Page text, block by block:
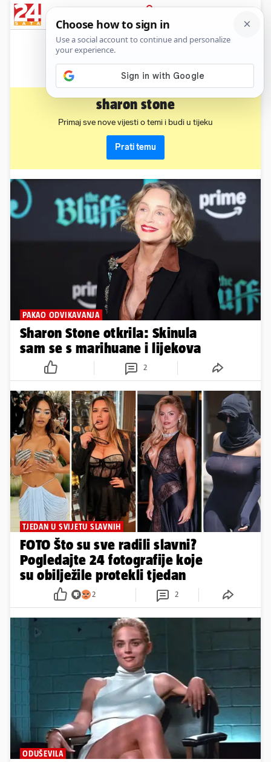
PRIJAVA
News
sharon stone
Primaj sve nove vijesti o temi i budi u tijeku
Prati temu
PAKAO ODVIKAVANJA
Sharon Stone otkrila: Skinula
sam se s marihuane i lijekova
2
TJEDAN U SVIJETU SLAVNIH
FOTO Što su sve radili slavni?
Pogledajte 24 fotografije koje
su obilježile protekli tjedan
2 2
ODUŠEVILA